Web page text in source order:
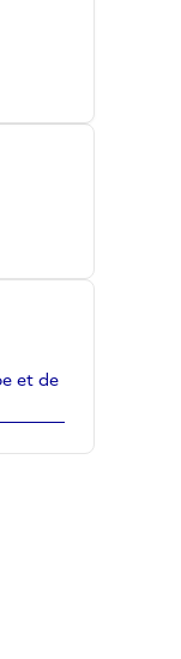
et de